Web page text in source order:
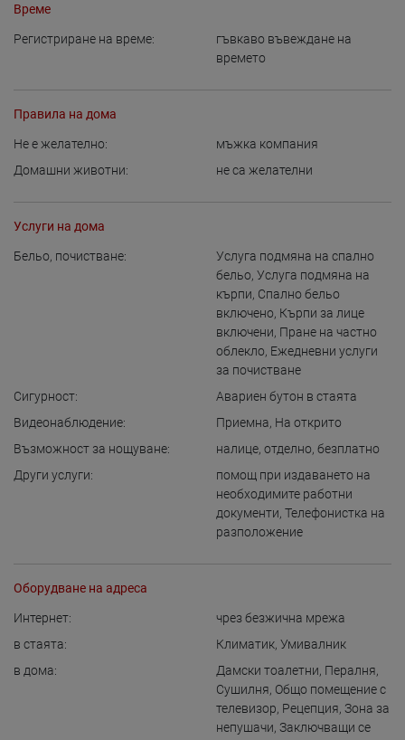
Време
Регистриране на време:
гъвкаво въвеждане на
времето
Правила на дома
Не е желателно:
мъжка компания
Домашни животни:
не са желателни
Услуги на дома
Бельо, почистване:
Услуга подмяна на спално
бельо, Услуга подмяна на
кърпи, Спално бельо
включено, Кърпи за лице
включени, Пране на частно
облекло, Ежедневни услуги
за почистване
Сигурност:
Авариен бутон в стаята
Видеонаблюдение:
Приемна, На открито
Възможност за нощуване:
налице, отделно, безплатно
Други услуги:
помощ при издаването на
необходимите работни
документи, Телефонистка на
разположение
Оборудване на адреса
Интернет:
чрез безжична мрежа
в стаята:
Климатик, Умивалник
в дома:
Дамски тоалетни, Пералня,
Сушилня, Общо помещение с
телевизор, Рецепция, Зона за
непушачи, Заключващи се